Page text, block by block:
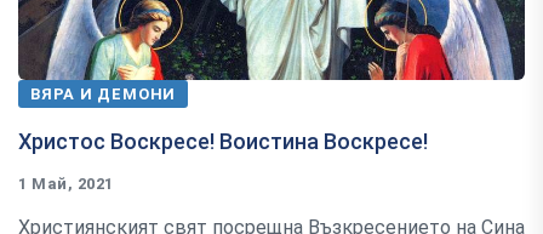
ВЯРА И ДЕМОНИ
Христос Воскресе! Воистина Воскресе!
1 Май, 2021
Християнският свят посрещна Възкресението на Сина